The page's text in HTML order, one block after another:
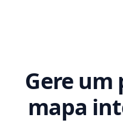
Gere
mapa